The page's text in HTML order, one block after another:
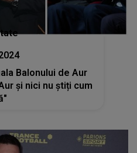
Balonului de Aur
și nici nu știți cum